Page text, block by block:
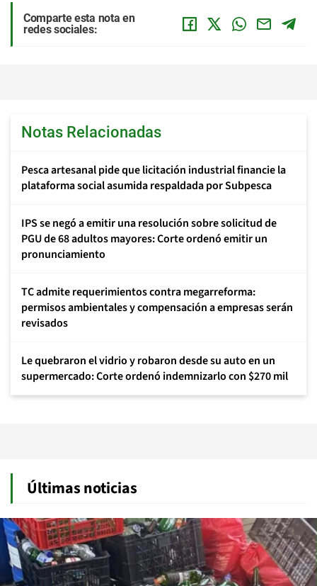
Comparte esta nota en
redes sociales:
Notas Relacionadas
Pesca artesanal pide que licitación industrial financie la
plataforma social asumida respaldada por Subpesca
IPS se negó a emitir una resolución sobre solicitud de
PGU de 68 adultos mayores: Corte ordenó emitir un
pronunciamiento
TC admite requerimientos contra megarreforma:
permisos ambientales y compensación a empresas serán
revisados
Le quebraron el vidrio y robaron desde su auto en un
supermercado: Corte ordenó indemnizarlo con $270 mil
Últimas noticias